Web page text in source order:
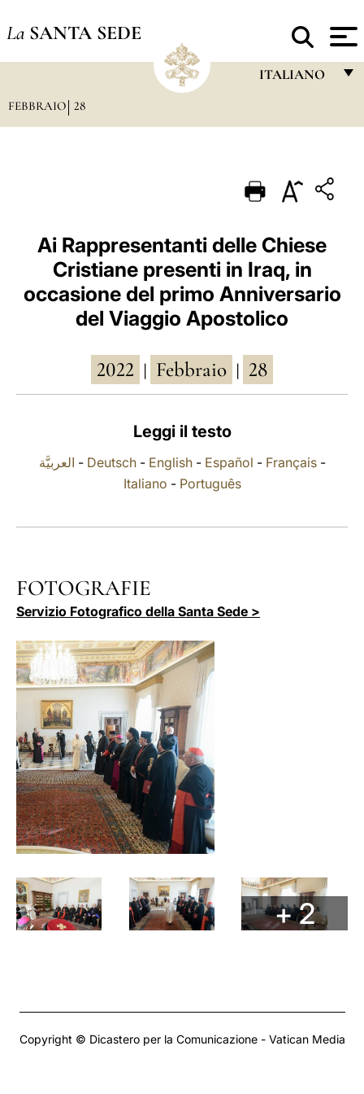
La SANTA SEDE
ITALIANO
PORTUGUÊS
ESPAÑOL
DEUTSCH
POLSKI
العربيّة
中文
LATINE
FEBBRAIO 28
Ai Rappresentanti delle Chiese
Cristiane presenti in Iraq, in
occasione del primo Anniversario
del Viaggio Apostolico
2022 Febbraio 28
Leggi il testo
العربيَّة - Deutsch- English- Español - Français-
Italiano - Português
FOTOGRAFIE
Servizio Fotografico della Santa Sede >
+ 2
Copyright © Dicastero per la Comunicazione - Vatican Media